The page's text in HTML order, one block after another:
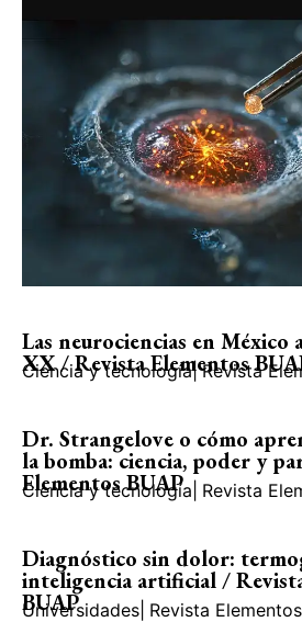
Las neurociencias en México
XX / Revista Elementos
Ciencia y tecnología| Revista
Dr. Strangelove o cómo
la bomba: ciencia, poder y
Elementos BUAP
Ciencia y tecnología Revista
Diagnóstico sin dolor:
inteligencia artificial /
BUAP
Universidades Revista